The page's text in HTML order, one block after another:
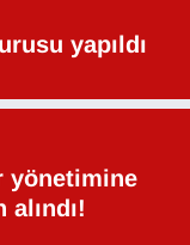
yapıldı
yönetimine